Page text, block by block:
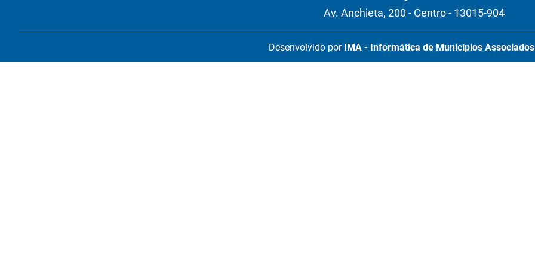
Av. Anchieta, 200 - Centro - 13015-904
Desenvolvido por IMA - Informática de Municípios Associados